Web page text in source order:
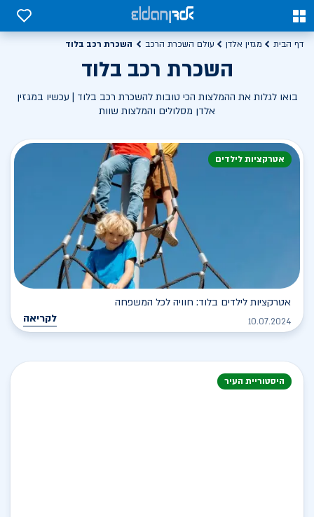
0
0
דף הבית מגזין אלדן עולם השכרת הרכב השכרת רכב בלוד
השכרת רכב בלוד
בואו לגלות את ההמלצות הכי טובות להשכרת רכב בלוד | עכשיו במגזין
אלדן מסלולים והמלצות שוות
אטרקציות לילדים
אטרקציות לילדים בלוד: חוויה לכל המשפחה
10.07.2024 לקריאה
היסטוריית העיר